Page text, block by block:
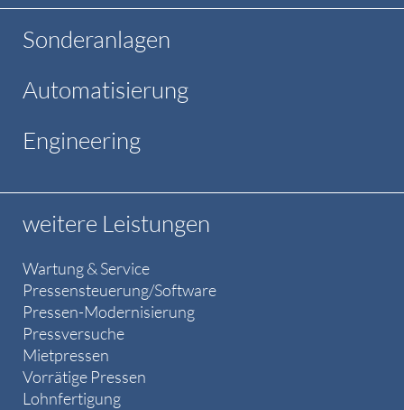
Sonderanlagen
Automatisierung
Engineering
weitere Leistungen
Wartung & Service
Pressensteuerung/Software
Pressen-Modernisierung
Pressversuche
Mietpressen
Vorrätige Pressen
Lohnfertigung